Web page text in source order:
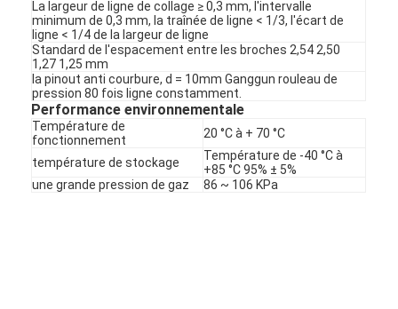
La largeur de ligne de collage ≥ 0,3 mm, l'intervalle
minimum de 0,3 mm, la traînée de ligne < 1/3, l'écart de
ligne < 1/4 de la largeur de ligne
Standard de l'espacement entre les broches 2,54 2,50
1,27 1,25 mm
la pinout anti courbure, d = 10mm Ganggun rouleau de
pression 80 fois ligne constamment.
Performance environnementale
Température de
fonctionnement
20 °C à + 70 °C
température de stockage
Température de -40 °C à
+85 °C 95% ± 5%
une grande pression de gaz
86 ~ 106 KPa